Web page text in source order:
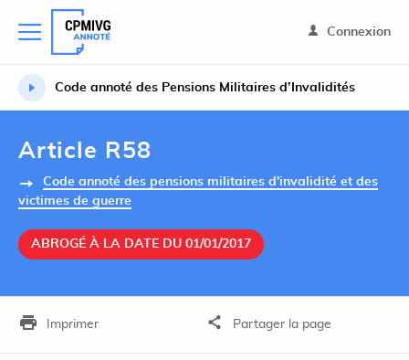
Connexion
Code annoté des Pensions Militaires d’Invalidités
Article R58
Code annoté des pensions militaires d'invalidité et des
victimes de guerre
ABROGÉ À LA DATE DU 01/01/2017
Imprimer Partager la page